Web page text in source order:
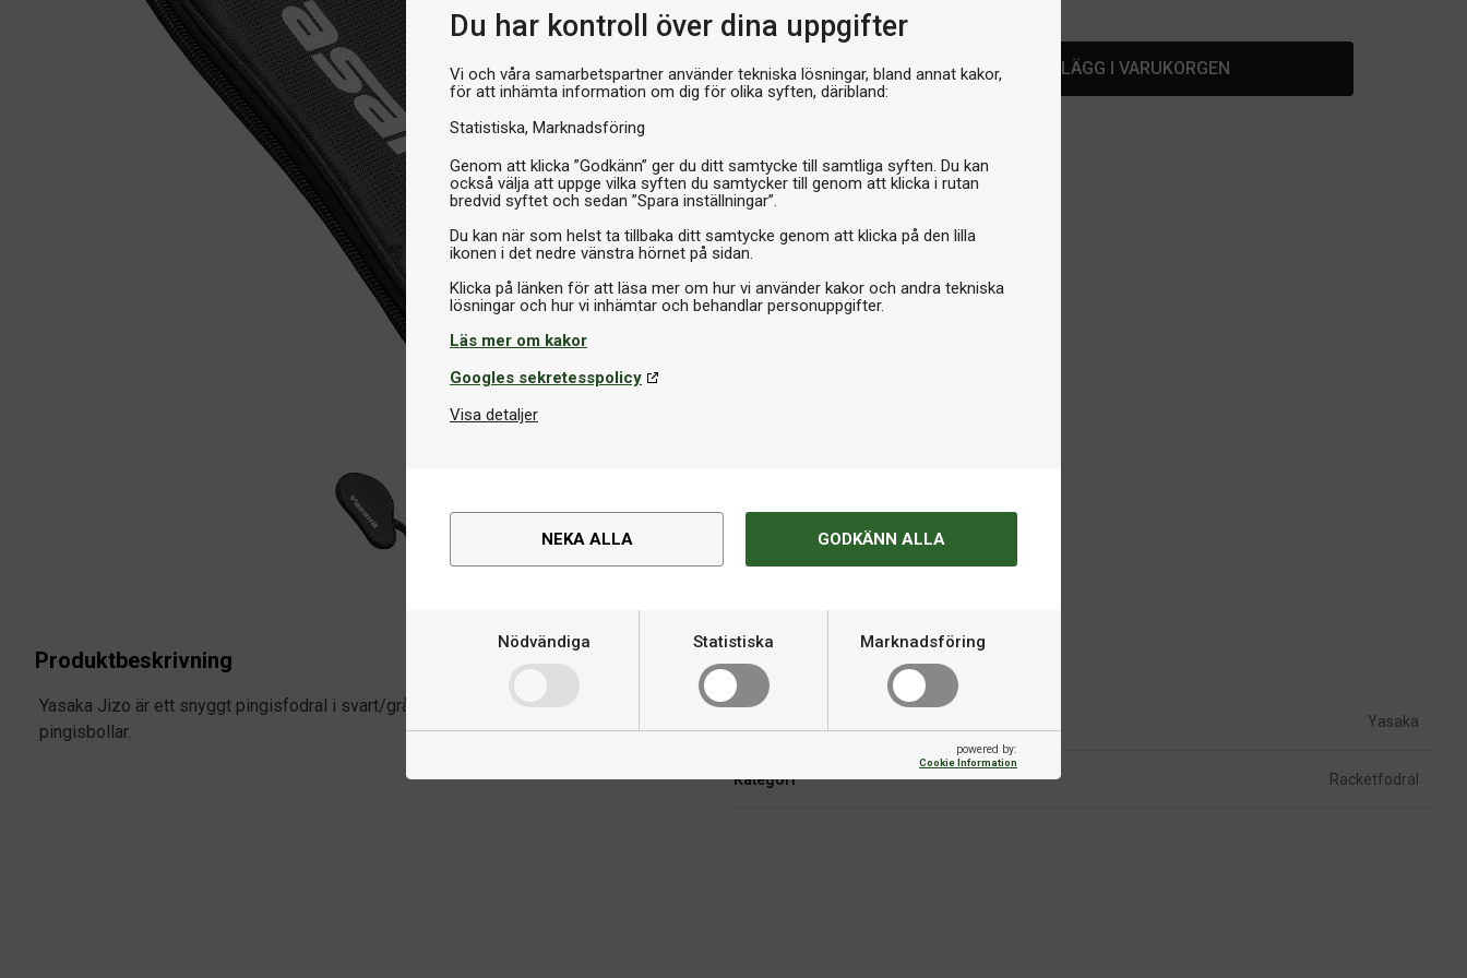
Du har kontroll över dina uppgifter
Vi och våra samarbetspartner använder tekniska lösningar, bland annat kakor,
för att inhämta information om dig för olika syften, däribland:
Statistiska Marknadsföring
Genom att klicka ”Godkänn” ger du ditt samtycke till samtliga syften. Du kan
också välja att uppge vilka syften du samtycker till genom att klicka i rutan
bredvid syftet och sedan ”Spara inställningar”.
Du kan när som helst ta tillbaka ditt samtycke genom att klicka på den lilla
ikonen i det nedre vänstra hörnet på sidan.
Klicka på länken för att läsa mer om hur vi använder kakor och andra tekniska
Läs mer om kakor
Googles sekretesspolicy
Visa detaljer
NEKA ALLA GODKÄNN ALLA
Nödvändiga Statistiska Marknadsföring
powered by:
Cookie Information
LÄGG I VARUKORGEN
Produktbeskrivning
Yasaka Jizo är ett snyggt pingisfodral i svart/grått med plats för ett pingisracket och tre st.
pingisbollar.
Om produkten
Yasaka
Kategori Racketfodral